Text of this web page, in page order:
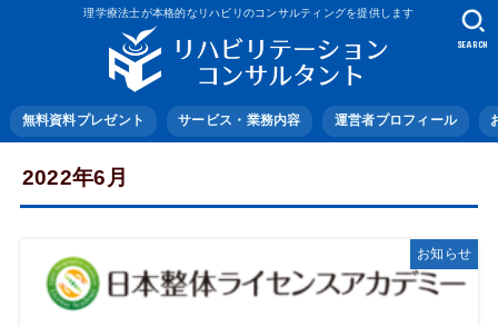
理学療法士が本格的なリハビリのコンサルティングを提供します
無料資料プレゼント サービス・業務内容 運営者プロフィール
SEARCH
2022年6月
お知らせ